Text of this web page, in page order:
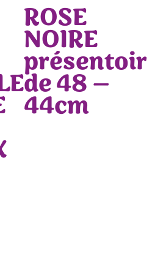
ROSE
NOIRE
présentoir
de 48 –
44cm